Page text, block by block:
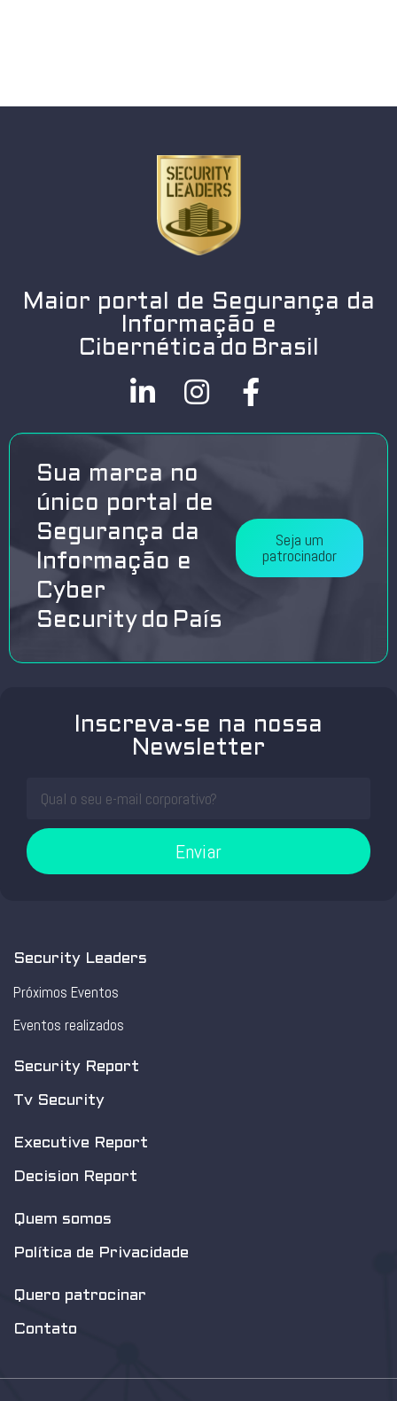
Maior portal de Segurança da
Informação e
Cibernética do Brasil
Sua marca no
único portal de
Segurança da
Informação e
Cyber
Security do País
Seja um
patrocinador
Inscreva-se na nossa
Newsletter
Enviar
Security Leaders
Próximos Eventos
Eventos realizados
Security Report
Tv Security
Executive Report
Decision Report
Quem somos
Política de Privacidade
Quero patrocinar
Contato